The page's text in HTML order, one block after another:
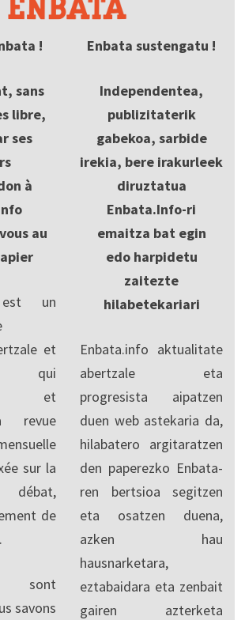
!
sans
libre,
ses
à
au
est un
et
qui
et
revue
sur la
débat,
de
sont
savons
Enbata sustengatu !
Independentea,
publizitaterik
gabekoa, sarbide
irekia, bere irakurleek
diruztatua
Enbata.Info-ri
emaitza bat egin
edo harpidetu
zaitezte
hilabetekariari
Enbata.info aktualitate
abertzale eta
progresista aipatzen
duen web astekaria da,
hilabatero argitaratzen
den paperezko Enbata-
ren bertsioa segitzen
eta osatzen duena,
azken hau
hausnarketara,
eztabaidara eta zenbait
gairen azterketa